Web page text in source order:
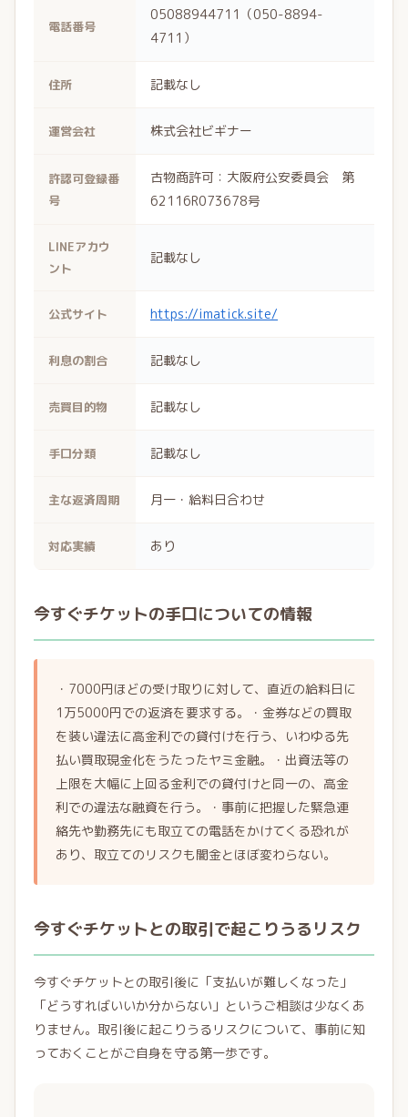
電話番号
05088944711（050-8894-
4711）
住所 記載なし
運営会社 株式会社ビギナー
許認可登録番
号
古物商許可：大阪府公安委員会 第
62116R073678号
LINEアカウ
ント
記載なし
公式サイト https://imatick.site/
利息の割合 記載なし
売買目的物 記載なし
手口分類 記載なし
主な返済周期 月一・給料日合わせ
対応実績 あり
今すぐチケットの手口についての情報
・7000円ほどの受け取りに対して、直近の給料日に
1万5000円での返済を要求する。・金券などの買取
を装い違法に高金利での貸付けを行う、いわゆる先
払い買取現金化をうたったヤミ金融。・出資法等の
上限を大幅に上回る金利での貸付けと同一の、高金
利での違法な融資を行う。・事前に把握した緊急連
絡先や勤務先にも取立ての電話をかけてくる恐れが
あり、取立てのリスクも闇金とほぼ変わらない。
今すぐチケットとの取引で起こりうるリスク
今すぐチケットとの取引後に「支払いが難しくなった」
「どうすればいいか分からない」というご相談は少なくあ
りません。取引後に起こりうるリスクについて、事前に知
っておくことがご自身を守る第一歩です。